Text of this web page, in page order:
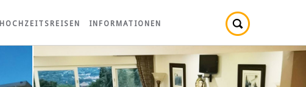
HOCHZEITSREISEN INFORMATIONEN